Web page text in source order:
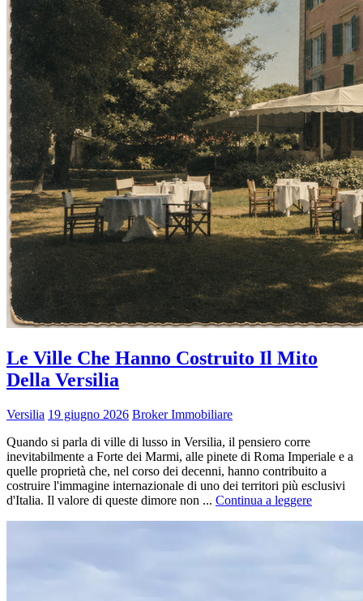
Le Ville Che Hanno Costruito Il Mito
Della Versilia
Versilia 19 giugno 2026 Broker Immobiliare
Quando si parla di ville di lusso in Versilia, il pensiero corre
inevitabilmente a Forte dei Marmi, alle pinete di Roma Imperiale e a
quelle proprietà che, nel corso dei decenni, hanno contribuito a
costruire l'immagine internazionale di uno dei territori più esclusivi
d'Italia. Il valore di queste dimore non ... Continua a leggere